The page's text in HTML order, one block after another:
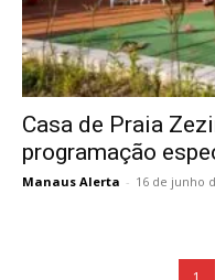
Casa de Praia
programação
Manaus Alerta - 16 de junho